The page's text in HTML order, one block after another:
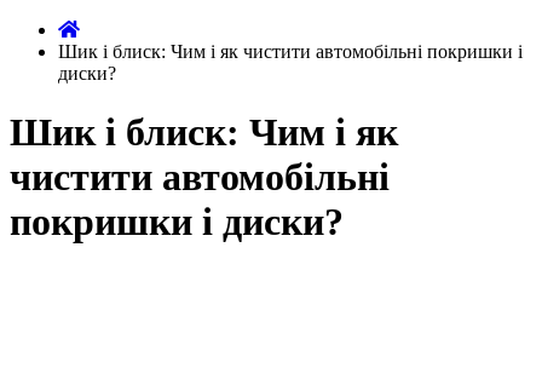
Шик і блиск: Чим і як чистити автомобільні покришки і
диски?
Шик і блиск: Чим і як
чистити автомобільні
покришки і диски?